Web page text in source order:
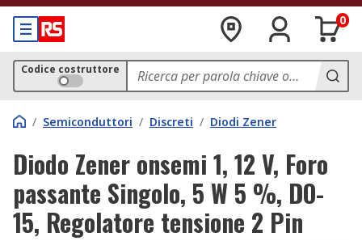
0
Codice costruttore
/ Semiconduttori / Discreti / Diodi Zener
Diodo Zener onsemi 1, 12 V, Foro
passante Singolo, 5 W 5 %, DO-
15, Regolatore tensione 2 Pin